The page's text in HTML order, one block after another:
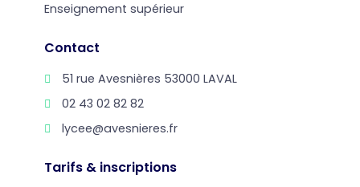
Enseignement supérieur
Contact
51 rue Avesnières 53000 LAVAL
02 43 02 82 82
lycee@avesnieres.fr
Tarifs & inscriptions